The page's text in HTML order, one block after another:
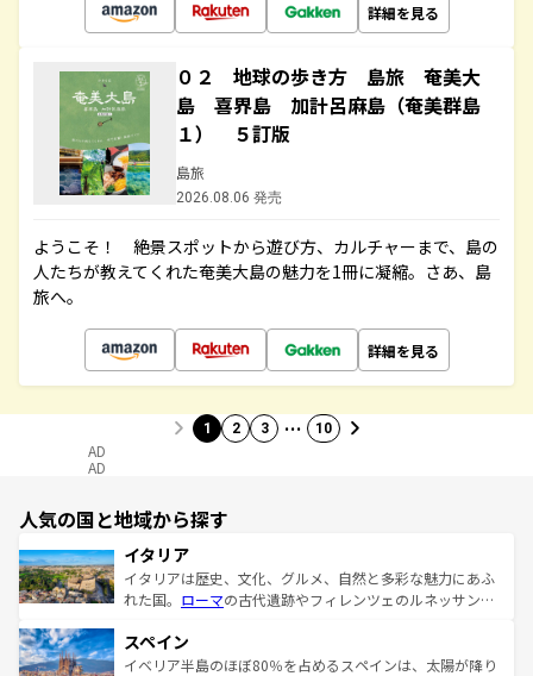
詳細を見る
０２ 地球の歩き方 島旅 奄美大
島 喜界島 加計呂麻島（奄美群島
１） ５訂版
島旅
2026.08.06 発売
ようこそ！ 絶景スポットから遊び方、カルチャーまで、島の
人たちが教えてくれた奄美大島の魅力を1冊に凝縮。さあ、島
旅へ。
詳細を見る
1 2 3 … 10
AD
AD
人気の国と地域から探す
イタリア
イタリアは歴史、文化、グルメ、自然と多彩な魅力にあふ
れた国。 ローマの古代遺跡やフィレンツェのルネッサンス
ろん、トスカーナの美しい田園風景やアマルフィ海岸の絶
景など、自然景観も見逃せない。観光の合間には、本場の
スペイン
イベリア半島のほぼ80％を占めるスペインは、太陽が降り